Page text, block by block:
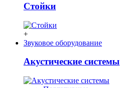
Стойки
+
Звуковое оборудование
Акустические системы